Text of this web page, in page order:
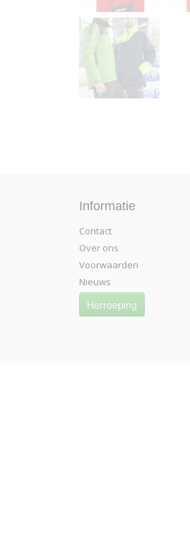
Informatie
Contact
Over ons
Voorwaarden
Nieuws
Herroeping